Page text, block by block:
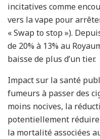
incitatives comme
vers la vape pour
« Swap to stop »).
de 20% à 13% au
baisse de plus d’un tier.
Impact sur la santé
fumeurs à passer des
moins nocives, la
potentiellement
la mortalité associées